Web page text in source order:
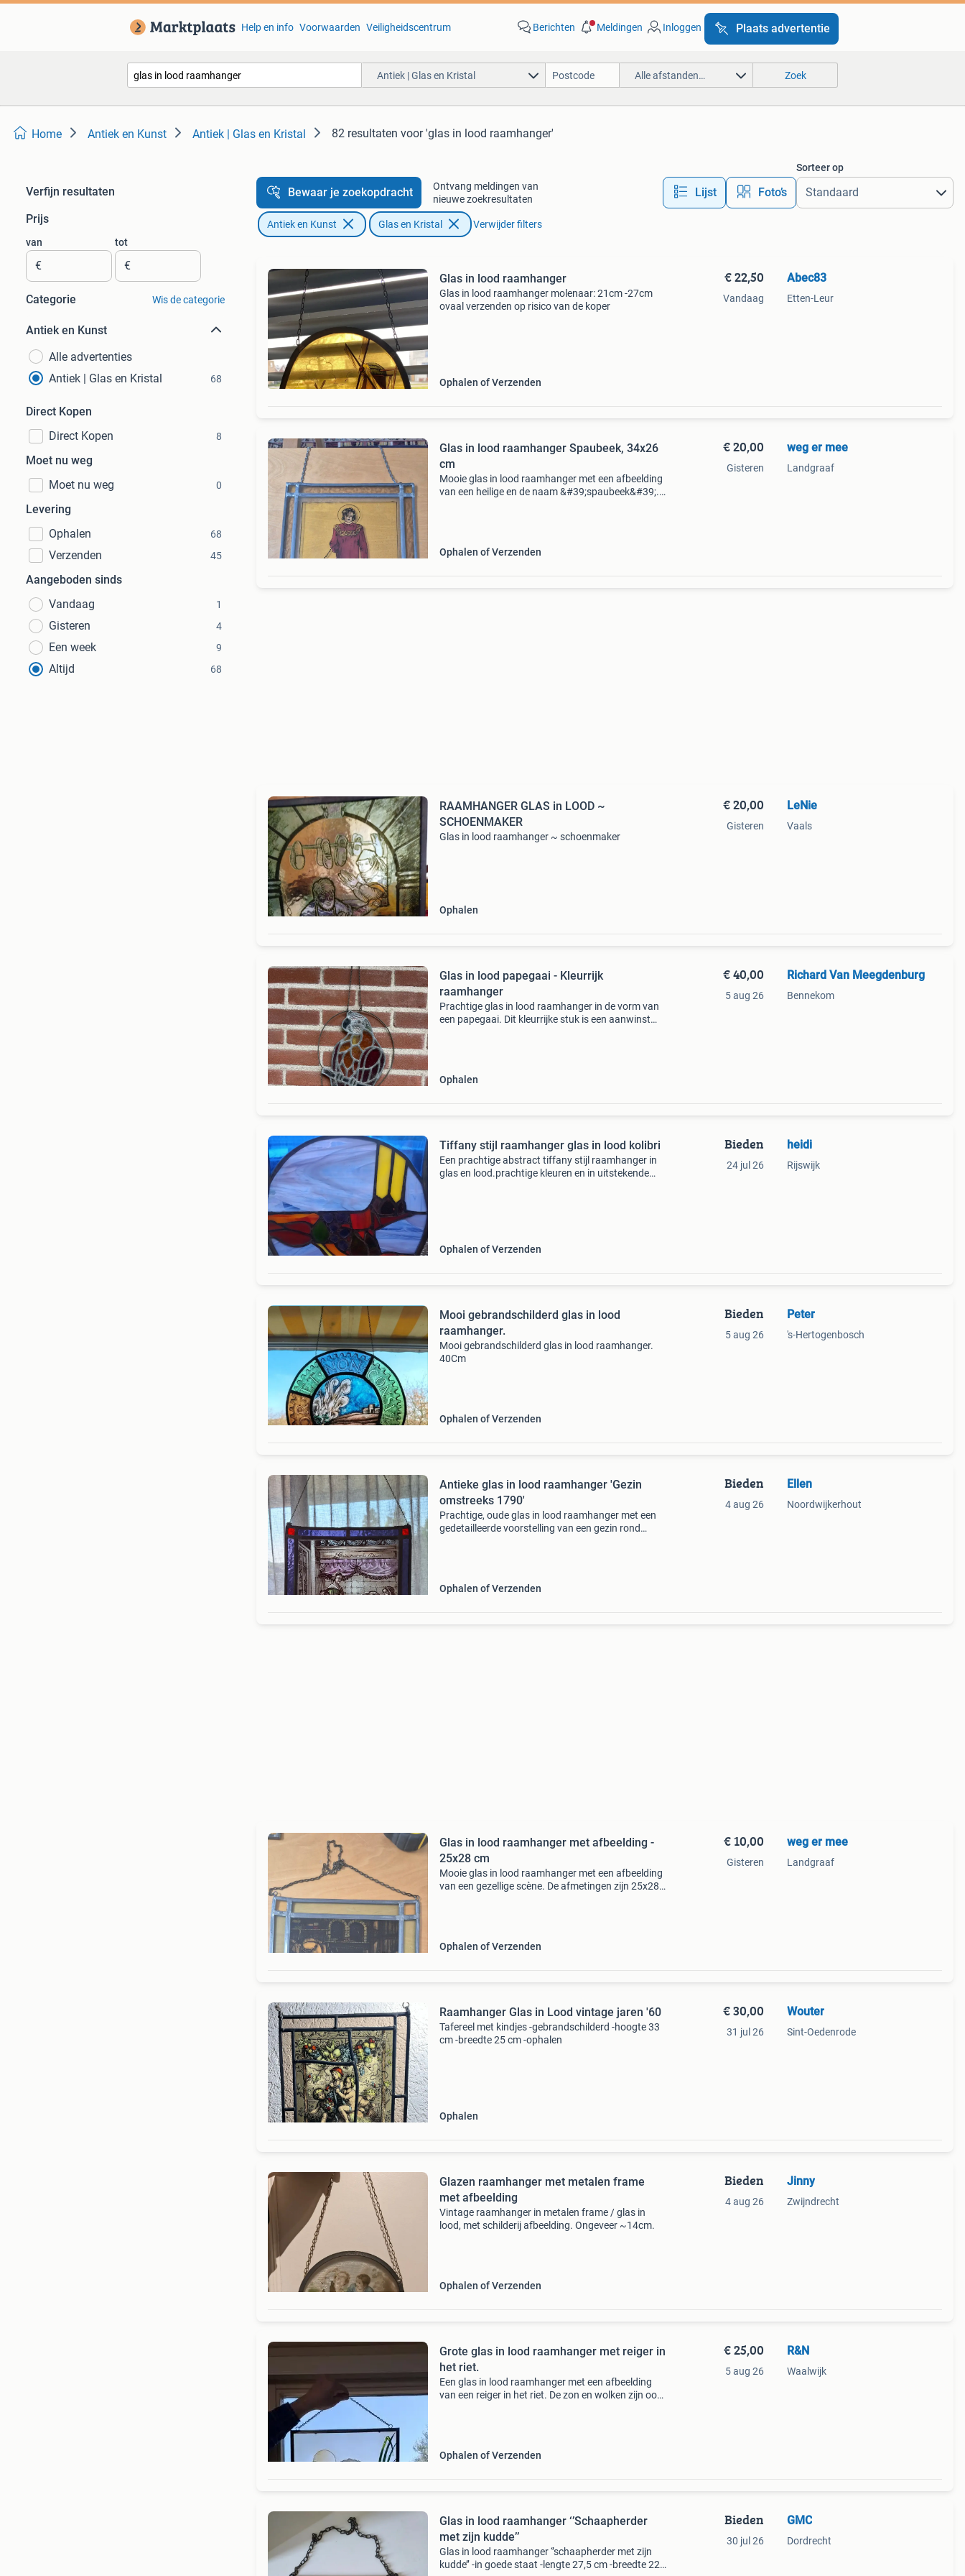
Help en info Voorwaarden Veiligheidscentrum Berichten Meldingen Inloggen Plaats advertentie
Antiek | Glas en Kristal Alle afstanden… Zoek
Home Antiek en Kunst Antiek | Glas en Kristal 82 resultaten voor 'glas in lood raamhanger'
Verfijn resultaten
Prijs
van
€
tot
€
Categorie Wis de categorie
Antiek en Kunst
Alle advertenties
Antiek | Glas en Kristal
68
Direct Kopen
Direct Kopen
8
Moet nu weg
Moet nu weg
0
Levering
Ophalen
68
Verzenden 45
Aangeboden sinds
Vandaag
1
Gisteren 4
Een week 9
Altijd 68
Bewaar je zoekopdracht
Ontvang meldingen van
nieuwe zoekresultaten
Lijst Foto’s
Sorteer op
Antiek en Kunst Glas en Kristal Verwijder filters
Glas in lood raamhanger
Glas in lood raamhanger molenaar: 21cm -27cm
ovaal verzenden op risico van de koper
Ophalen of Verzenden
€ 22,50
Vandaag
Abec83
Etten-Leur
Glas in lood raamhanger Spaubeek, 34x26
cm
Mooie glas in lood raamhanger met een afbeelding
van een heilige en de naam &#39;spaubeek&#39;.
Ophalen of Verzenden
€ 20,00
Gisteren
weg er mee
Landgraaf
RAAMHANGER GLAS in LOOD ~
SCHOENMAKER
Glas in lood raamhanger ~ schoenmaker
Ophalen
€ 20,00
Gisteren
LeNie
Vaals
Glas in lood papegaai - Kleurrijk
raamhanger
Prachtige glas in lood raamhanger in de vorm van
een papegaai. Dit kleurrijke stuk is een aanwinst
Ophalen
€ 40,00
5 aug 26
Richard Van Meegdenburg
Bennekom
Tiffany stijl raamhanger glas in lood kolibri
Een prachtige abstract tiffany stijl raamhanger in
glas en lood.prachtige kleuren en in uitstekende
Ophalen of Verzenden
Bieden
24 jul 26
heidi
Rijswijk
Mooi gebrandschilderd glas in lood
raamhanger.
Mooi gebrandschilderd glas in lood raamhanger.
40Cm
Ophalen of Verzenden
Bieden
5 aug 26
Peter
's-Hertogenbosch
Antieke glas in lood raamhanger 'Gezin
omstreeks 1790'
Prachtige, oude glas in lood raamhanger met een
gedetailleerde voorstelling van een gezin rond
Ophalen of Verzenden
Bieden
4 aug 26
Ellen
Noordwijkerhout
Glas in lood raamhanger met afbeelding -
25x28 cm
Mooie glas in lood raamhanger met een afbeelding
van een gezellige scène. De afmetingen zijn 25x28
Ophalen of Verzenden
€ 10,00
Gisteren
weg er mee
Landgraaf
Raamhanger Glas in Lood vintage jaren '60
Tafereel met kindjes -gebrandschilderd -hoogte 33
cm -breedte 25 cm -ophalen
Ophalen
€ 30,00
31 jul 26
Wouter
Sint-Oedenrode
Glazen raamhanger met metalen frame
met afbeelding
Vintage raamhanger in metalen frame / glas in
lood, met schilderij afbeelding. Ongeveer ~14cm.
Ophalen of Verzenden
Bieden
4 aug 26
Jinny
Zwijndrecht
Grote glas in lood raamhanger met reiger in
het riet.
Een glas in lood raamhanger met een afbeelding
van een reiger in het riet. De zon en wolken zijn ook
Ophalen of Verzenden
€ 25,00
5 aug 26
R&N
Waalwijk
Glas in lood raamhanger ‘’Schaapherder
met zijn kudde’’
Glas in lood raamhanger ‘’schaapherder met zijn
kudde’’ -in goede staat -lengte 27,5 cm -breedte 22
Bieden
30 jul 26
GMC
Dordrecht